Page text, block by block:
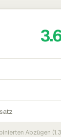
Abzügen